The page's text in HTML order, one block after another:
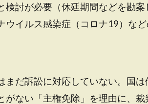
検討が必要（休廷期間などを勘案
ウイルス感染症（コロナ19）な
まだ訴訟に対応していない。国
がない「主権免除」を理由に、